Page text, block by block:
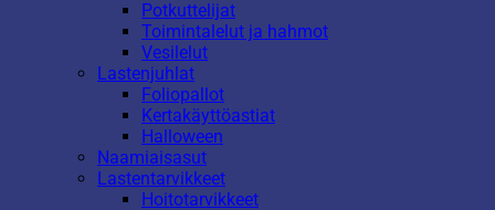
Potkuttelijat
Toimintalelut ja hahmot
Vesilelut
Lastenjuhlat
Foliopallot
Kertakäyttöastiat
Halloween
Naamiaisasut
Lastentarvikkeet
Hoitotarvikkeet